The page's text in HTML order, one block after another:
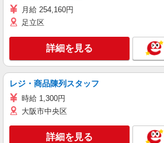
月給 254,160円
足立区
詳細を見る
レジ・商品陳列スタッフ
時給 1,300円
大阪市中央区
詳細を見る